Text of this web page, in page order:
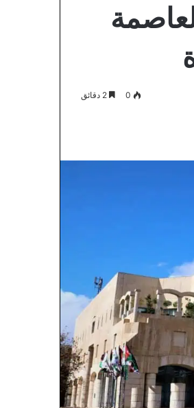
0